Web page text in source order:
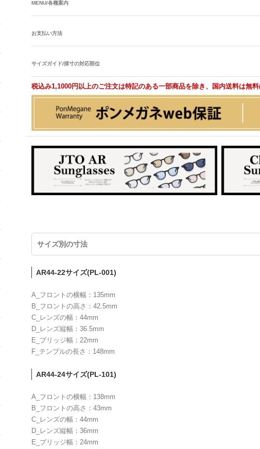
MENU/各種案内
お支払い方法
サイズガイド/採寸の対応部位
税込み1,1000円以上のご注文は特記のある一部商品を除き、国内送料は無料
サイズ別の寸法
AR44-22サイズ(PL-001)
A_フロントの横幅：135mm
B_フロントの高さ：42.5mm
C_レンズの幅：44mm
D_レンズ縦幅：36.5mm
E_ブリッジ幅：22mm
F_テンプルの長さ：148mm
AR44-24サイズ(PL-101)
A_フロントの横幅：138mm
B_フロントの高さ：43mm
C_レンズの幅：44mm
D_レンズ縦幅：36mm
E_ブリッジ幅：24mm